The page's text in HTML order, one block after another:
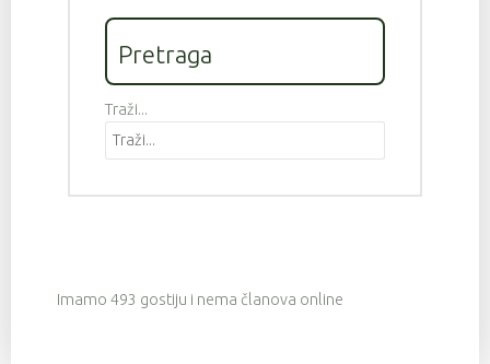
Pretraga
Traži...
Imamo 493 gostiju i nema članova online